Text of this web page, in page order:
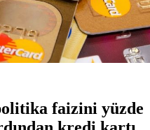
faizini yüzde